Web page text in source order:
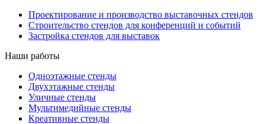
Проектирование и производство выставочных стендов
Строительство стендов для конференций и событий
Застройка стендов для выставок
Наши работы
Одноэтажные стенды
Двухэтажные стенды
Уличные стенды
Мультимедийные стенды
Креативные стенды